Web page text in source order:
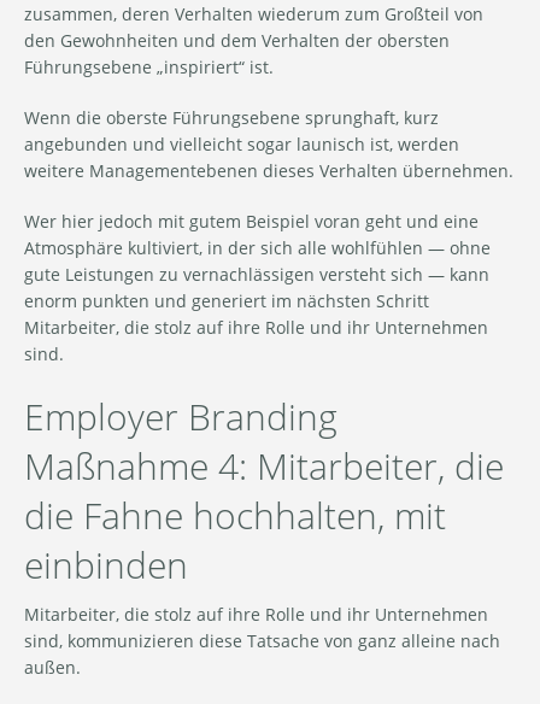
zusammen, deren Verhalten wiederum zum Großteil von
den Gewohnheiten und dem Verhalten der obersten
Führungsebene „inspiriert“ ist.
Wenn die oberste Führungsebene sprunghaft, kurz
angebunden und vielleicht sogar launisch ist, werden
weitere Managementebenen dieses Verhalten übernehmen.
Wer hier jedoch mit gutem Beispiel voran geht und eine
Atmosphäre kultiviert, in der sich alle wohlfühlen — ohne
gute Leistungen zu vernachlässigen versteht sich — kann
enorm punkten und generiert im nächsten Schritt
Mitarbeiter, die stolz auf ihre Rolle und ihr Unternehmen
sind.
Employer Branding
Maßnahme 4: Mitarbeiter, die
die Fahne hochhalten, mit
einbinden
Mitarbeiter, die stolz auf ihre Rolle und ihr Unternehmen
sind, kommunizieren diese Tatsache von ganz alleine nach
außen.